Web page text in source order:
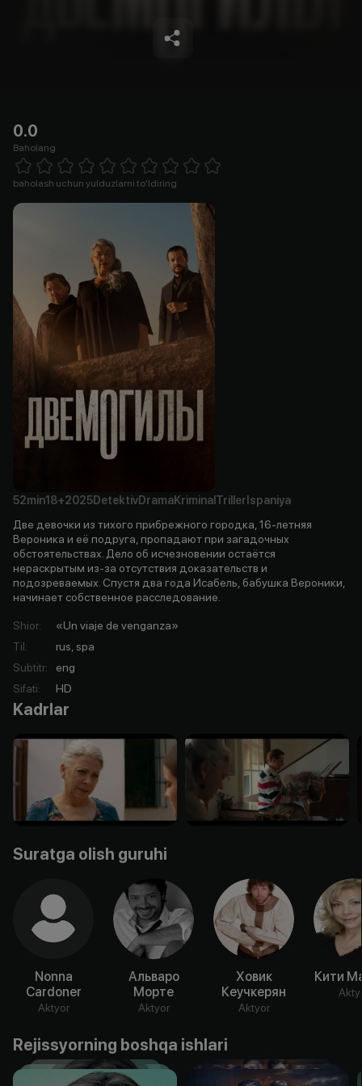
0.0
Baholang
1 Star 2 Stars 3 Stars 4 Stars5 Stars 6 Stars7 Stars8 Stars
baholash uchun yulduzlarni to'ldiring
52min18+2025DetektivDramaKriminal Triller Ispaniya
Две девочки из тихого прибрежного городка, 16-летняя
Вероника и её подруга, пропадают при загадочных
обстоятельствах. Дело об исчезновении остаётся
нераскрытым из-за отсутствия доказательств и
подозреваемых. Спустя два года Исабель, бабушка Вероники,
начинает собственное расследование.
Shior:
«Un viaje de venganza»
Til:
rus, spa
Subtitr:
eng
Sifati: HD
Kadrlar
Suratga olish guruhi
Nonna
Cardoner
Aktyor
Альваро
Морте
Aktyor
Ховик
Кеучкерян
Aktyor
Кити
Rejissyorning boshqa ishlari